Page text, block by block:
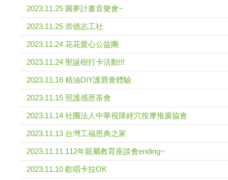
2023.11.25 圓夢計畫音樂會~
2023.11.25 崇德志工社
2023.11.24 花花愛心公益團
2023.11.24 聖誕樹打卡活動!!!
2023.11.16 精油DIY護唇膏體驗
2023.11.15 照護感恩茶會
2023.11.14 社團法人中華視障經穴按摩推廣協會
2023.11.13 台灣工福恩典之家
2023.11.11 112年親屬教育座談會ending~
2023.11.10 歡唱卡拉OK